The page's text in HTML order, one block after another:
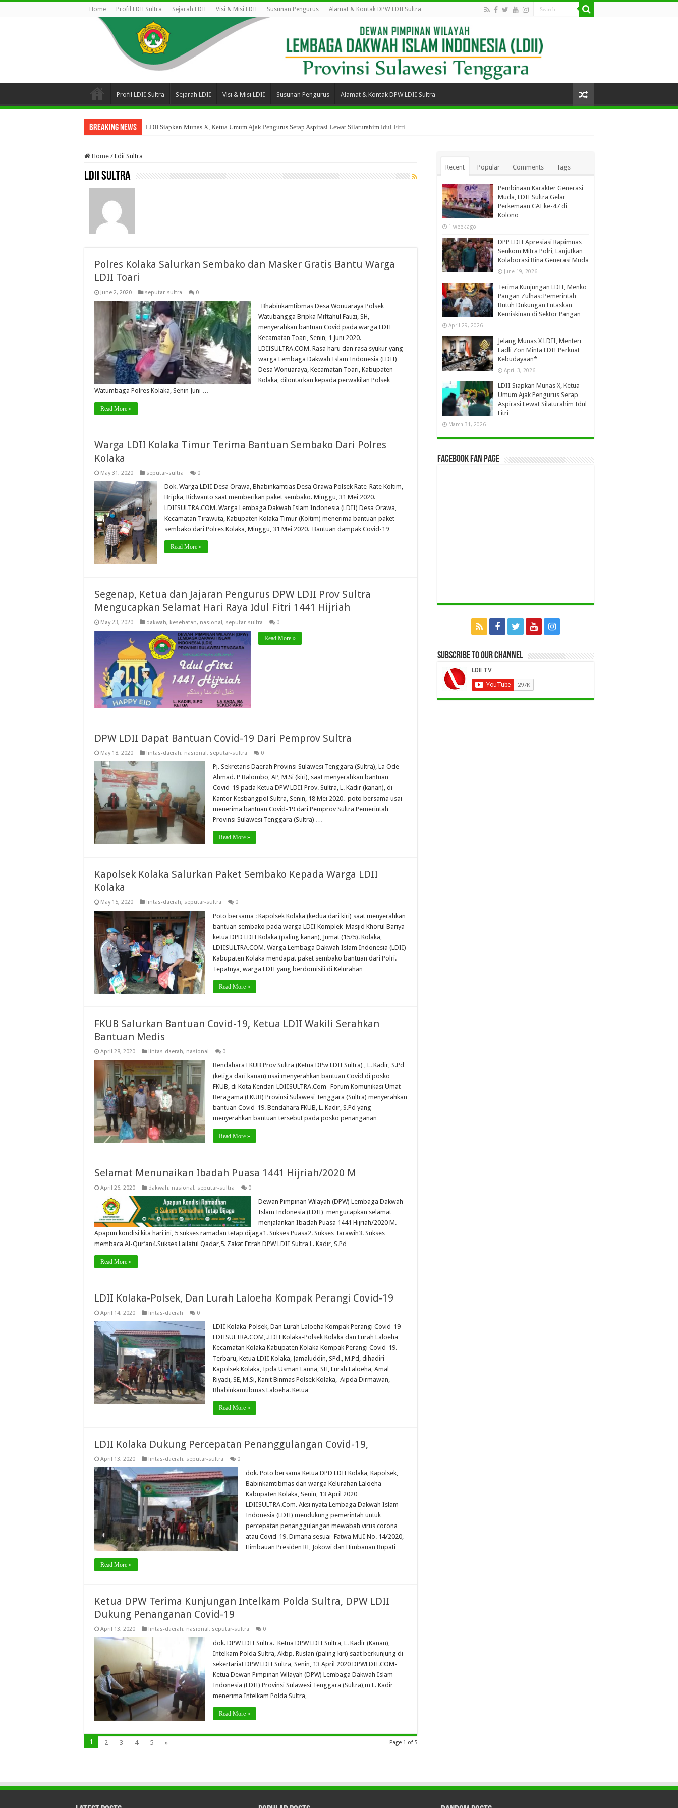
Home Profil LDII Sultra Sejarah LDII Visi & Misi LDII Susunan Pengurus Alamat & Kontak DPW LDII Sultra
Profil LDII Sultra Sejarah LDII Visi & Misi LDII Susunan Pengurus Alamat & Kontak DPW LDII Sultra
Breaking News LDII Siapkan Munas X, Ketua Umum Ajak Pengurus Serap Aspirasi Lewat Silaturahim Idul Fitri
Home / Ldii Sultra
Ldii Sultra
Polres Kolaka Salurkan Sembako dan Masker Gratis Bantu Warga
LDII Toari
June 2, 2020 seputar-sultra 0
Bhabinkamtibmas Desa Wonuaraya Polsek
Watubangga Bripka Miftahul Fauzi, SH,
menyerahkan bantuan Covid pada warga LDII
Kecamatan Toari, Senin, 1 Juni 2020.
LDIISULTRA.COM. Rasa haru dan rasa syukur yang
warga Lembaga Dakwah Islam Indonesia (LDII)
Desa Wonuaraya, Kecamatan Toari, Kabupaten
Kolaka, dilontarkan kepada perwakilan Polsek
Watumbaga Polres Kolaka, Senin Juni …
Read More »
Warga LDII Kolaka Timur Terima Bantuan Sembako Dari Polres
Kolaka
May 31, 2020 seputar-sultra 0
Dok. Warga LDII Desa Orawa, Bhabinkamtias Desa Orawa Polsek Rate-Rate Koltim,
Bripka, Ridwanto saat memberikan paket sembako. Minggu, 31 Mei 2020.
LDIISULTRA.COM. Warga Lembaga Dakwah Islam Indonesia (LDII) Desa Orawa,
Kecamatan Tirawuta, Kabupaten Kolaka Timur (Koltim) menerima bantuan paket
sembako dari Polres Kolaka, Minggu, 31 Mei 2020. Bantuan dampak Covid-19 …
Read More »
Segenap, Ketua dan Jajaran Pengurus DPW LDII Prov Sultra
Mengucapkan Selamat Hari Raya Idul Fitri 1441 Hijriah
May 23, 2020 dakwah, kesehatan, nasional , seputar-sultra 0
Read More »
DPW LDII Dapat Bantuan Covid-19 Dari Pemprov Sultra
May 18, 2020 lintas-daerah, nasional , seputar-sultra 0
Pj. Sekretaris Daerah Provinsi Sulawesi Tenggara (Sultra), La Ode
Ahmad. P Balombo, AP, M.Si (kiri), saat menyerahkan bantuan
Covid-19 pada Ketua DPW LDII Prov. Sultra, L. Kadir (kanan), di
Kantor Kesbangpol Sultra, Senin, 18 Mei 2020. poto bersama usai
menerima bantuan Covid-19 dari Pemprov Sultra Pemerintah
Provinsi Sulawesi Tenggara (Sultra) …
Read More »
Kapolsek Kolaka Salurkan Paket Sembako Kepada Warga LDII
Kolaka
May 15, 2020 lintas-daerah, seputar-sultra 0
Poto bersama : Kapolsek Kolaka (kedua dari kiri) saat menyerahkan
bantuan sembako pada warga LDII Komplek Masjid Khorul Bariya
ketua DPD LDII Kolaka (paling kanan), Jumat (15/5). Kolaka,
LDIISULTRA.COM. Warga Lembaga Dakwah Islam Indonesia (LDII)
Kabupaten Kolaka mendapat paket sembako bantuan dari Polri.
Tepatnya, warga LDII yang berdomisili di Kelurahan …
Read More »
FKUB Salurkan Bantuan Covid-19, Ketua LDII Wakili Serahkan
Bantuan Medis
April 28, 2020 lintas-daerah, nasional 0
Bendahara FKUB Prov Sultra (Ketua DPw LDII Sultra) , L. Kadir, S.Pd
(ketiga dari kanan) usai menyerahkan bantuan Covid di posko
FKUB, di Kota Kendari LDIISULTRA.Com- Forum Komunikasi Umat
Beragama (FKUB) Provinsi Sulawesi Tenggara (Sultra) menyerahkan
bantuan Covid-19. Bendahara FKUB, L. Kadir, S.Pd yang
menyerahkan bantuan tersebut pada posko penanganan …
Read More »
Selamat Menunaikan Ibadah Puasa 1441 Hijriah/2020 M
April 26, 2020 dakwah, nasional , seputar-sultra 0
Dewan Pimpinan Wilayah (DPW) Lembaga Dakwah
Islam Indonesia (LDII) mengucapkan selamat
menjalankan Ibadah Puasa 1441 Hijriah/2020 M.
Apapun kondisi kita hari ini, 5 sukses ramadan tetap dijaga1. Sukses Puasa2. Sukses Tarawih3. Sukses
membaca Al-Qur’an4.Sukses Lailatul Qadar,5. Zakat Fitrah DPW LDII Sultra L. Kadir, S.Pd …
Read More »
LDII Kolaka-Polsek, Dan Lurah Laloeha Kompak Perangi Covid-19
April 14, 2020 lintas-daerah 0
LDII Kolaka-Polsek, Dan Lurah Laloeha Kompak Perangi Covid-19
LDIISULTRA.COM,..LDII Kolaka-Polsek Kolaka dan Lurah Laloeha
Kecamatan Kolaka Kabupaten Kolaka Kompak Perangi Covid-19.
Terbaru, Ketua LDII Kolaka, Jamaluddin, SPd., M.Pd, dihadiri
Kapolsek Kolaka, Ipda Usman Lanna, SH, Lurah Laloeha, Amal
Riyadi, SE, M.Si, Kanit Binmas Polsek Kolaka, Aipda Dirmawan,
Bhabinkamtibmas Laloeha. Ketua …
Read More »
LDII Kolaka Dukung Percepatan Penanggulangan Covid-19,
April 13, 2020 lintas-daerah, seputar-sultra 0
dok. Poto bersama Ketua DPD LDII Kolaka, Kapolsek,
Babinkamtibmas dan warga Kelurahan Laloeha
Kabupaten Kolaka, Senin, 13 April 2020
LDIISULTRA.Com. Aksi nyata Lembaga Dakwah Islam
Indonesia (LDII) mendukung pemerintah untuk
percepatan penanggulangan mewabah virus corona
atau Covid-19. Dimana sesuai Fatwa MUI No. 14/2020,
Himbauan Presiden RI, Jokowi dan Himbauan Bupati …
Read More »
Ketua DPW Terima Kunjungan Intelkam Polda Sultra, DPW LDII
Dukung Penanganan Covid-19
April 13, 2020 lintas-daerah, nasional , seputar-sultra 0
dok. DPW LDII Sultra. Ketua DPW LDII Sultra, L. Kadir (Kanan),
Intelkam Polda Sultra, Akbp. Ruslan (paling kiri) saat berkunjung di
sekertariat DPW LDII Sultra, Senin, 13 April 2020 DPWLDII.COM-
Ketua Dewan Pimpinan Wilayah (DPW) Lembaga Dakwah Islam
Indonesia (LDII) Provinsi Sulawesi Tenggara (Sultra),m L. Kadir
menerima Intelkam Polda Sultra, …
Read More »
Page 1 of 5
1 2 3 4 5 »
Recent Popular Comments Tags
Pembinaan Karakter Generasi
Muda, LDII Sultra Gelar
Perkemaan CAI ke-47 di
Kolono
1 week ago
DPP LDII Apresiasi Rapimnas
Senkom Mitra Polri, Lanjutkan
Kolaborasi Bina Generasi Muda
June 19, 2026
Terima Kunjungan LDII, Menko
Pangan Zulhas: Pemerintah
Butuh Dukungan Entaskan
Kemiskinan di Sektor Pangan
April 29, 2026
Jelang Munas X LDII, Menteri
Fadli Zon Minta LDII Perkuat
Kebudayaan*
April 3, 2026
LDII Siapkan Munas X, Ketua
Umum Ajak Pengurus Serap
Aspirasi Lewat Silaturahim Idul
Fitri
March 31, 2026
Facebook Fan Page
Subscribe to our Channel